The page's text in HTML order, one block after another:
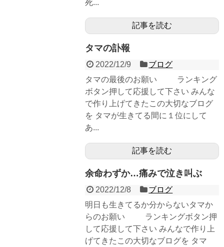
死...
記事を読む
タマの訃報
2022/12/9
ブログ
タマの最後のお願い ランキング
ボタン押して応援して下さい みんな
で作り上げてきたこの大切なブログ
を タマが生きてる間に１位にして
あ...
記事を読む
余命わずか…痛みで泣き叫ぶ
2022/12/8
ブログ
明日も生きてるか分からないタマか
らのお願い ランキングボタン押
して応援して下さい みんなで作り上
げてきたこの大切なブログを タマ